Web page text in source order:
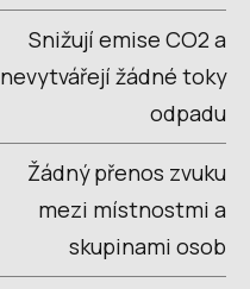
Snižují emise CO2 a
nevytvářejí žádné toky
odpadu
Žádný přenos zvuku
mezi místnostmi a
skupinami osob